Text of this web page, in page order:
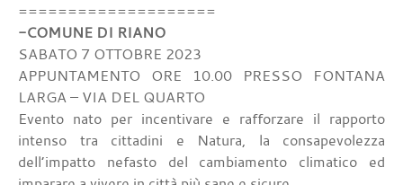
====================
-COMUNE DI RIANO
SABATO 7 OTTOBRE 2023
APPUNTAMENTO ORE 10.00 PRESSO FONTANA
LARGA – VIA DEL QUARTO
Evento nato per incentivare e rafforzare il rapporto
intenso tra cittadini e Natura, la consapevolezza
dell’impatto nefasto del cambiamento climatico ed